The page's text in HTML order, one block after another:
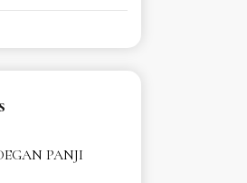
PANJI